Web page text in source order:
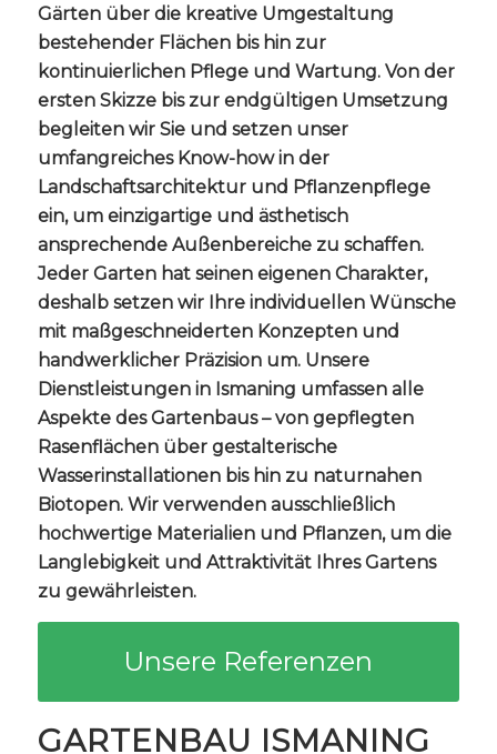
Gärten über die kreative Umgestaltung
bestehender Flächen bis hin zur
kontinuierlichen Pflege und Wartung. Von der
ersten Skizze bis zur endgültigen Umsetzung
begleiten wir Sie und setzen unser
umfangreiches Know-how in der
Landschaftsarchitektur und Pflanzenpflege
ein, um einzigartige und ästhetisch
ansprechende Außenbereiche zu schaffen.
Jeder Garten hat seinen eigenen Charakter,
deshalb setzen wir Ihre individuellen Wünsche
mit maßgeschneiderten Konzepten und
handwerklicher Präzision um. Unsere
Dienstleistungen in Ismaning umfassen alle
Aspekte des Gartenbaus – von gepflegten
Rasenflächen über gestalterische
Wasserinstallationen bis hin zu naturnahen
Biotopen. Wir verwenden ausschließlich
hochwertige Materialien und Pflanzen, um die
Langlebigkeit und Attraktivität Ihres Gartens
zu gewährleisten.
Unsere Referenzen
GARTENBAU ISMANING